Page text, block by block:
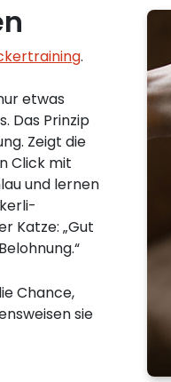
.
etwas
Das Prinzip
Zeigt die
Click mit
und lernen
Katze: „Gut
Chance,
sie